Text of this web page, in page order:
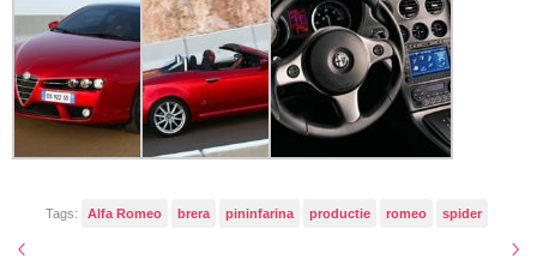
Tags: Alfa Romeo brera pininfarina productie romeo spider